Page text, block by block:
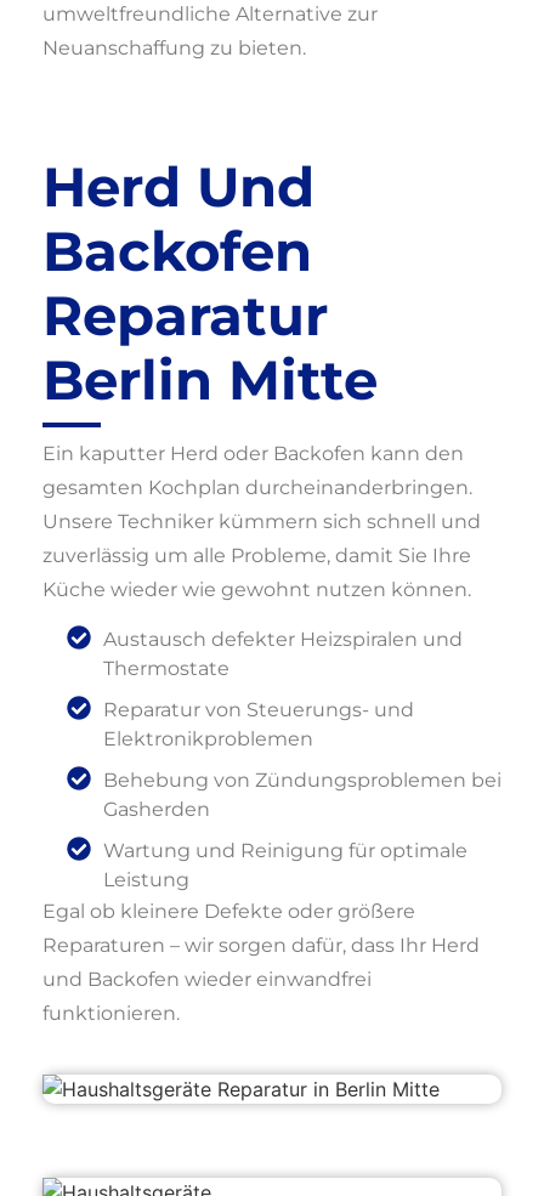
umweltfreundliche Alternative zur
Neuanschaffung zu bieten.
Herd Und
Backofen
Reparatur
Berlin Mitte
Ein kaputter Herd oder Backofen kann den
gesamten Kochplan durcheinanderbringen.
Unsere Techniker kümmern sich schnell und
zuverlässig um alle Probleme, damit Sie Ihre
Küche wieder wie gewohnt nutzen können.
Austausch defekter Heizspiralen und
Thermostate
Reparatur von Steuerungs- und
Elektronikproblemen
Behebung von Zündungsproblemen bei
Gasherden
Wartung und Reinigung für optimale
Leistung
Egal ob kleinere Defekte oder größere
Reparaturen – wir sorgen dafür, dass Ihr Herd
und Backofen wieder einwandfrei
funktionieren.